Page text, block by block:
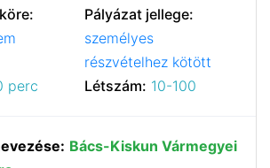
Pályázat jellege:
személyes
részvételhez kötött
perc Létszám: 10-100
Bács-Kiskun Vármegyei